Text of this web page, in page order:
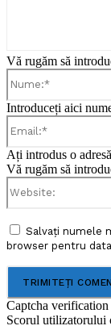
Vă rugăm să
Introduceți aici
Ați introdus o
Vă rugăm să
Salvați numele
browser pentru
Captcha
Scorul utilizatorului